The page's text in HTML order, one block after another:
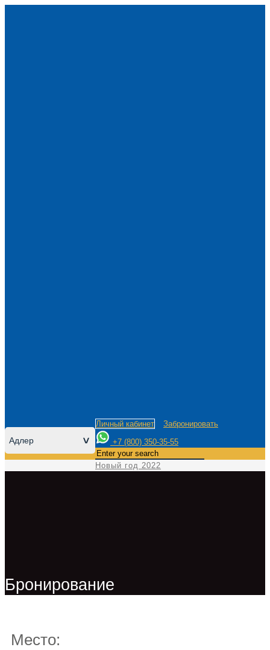
Адлер >
Личный кабинет
Забронировать
+7 (800) 350-35-55
Новый год 2022
Бронирование
Место: